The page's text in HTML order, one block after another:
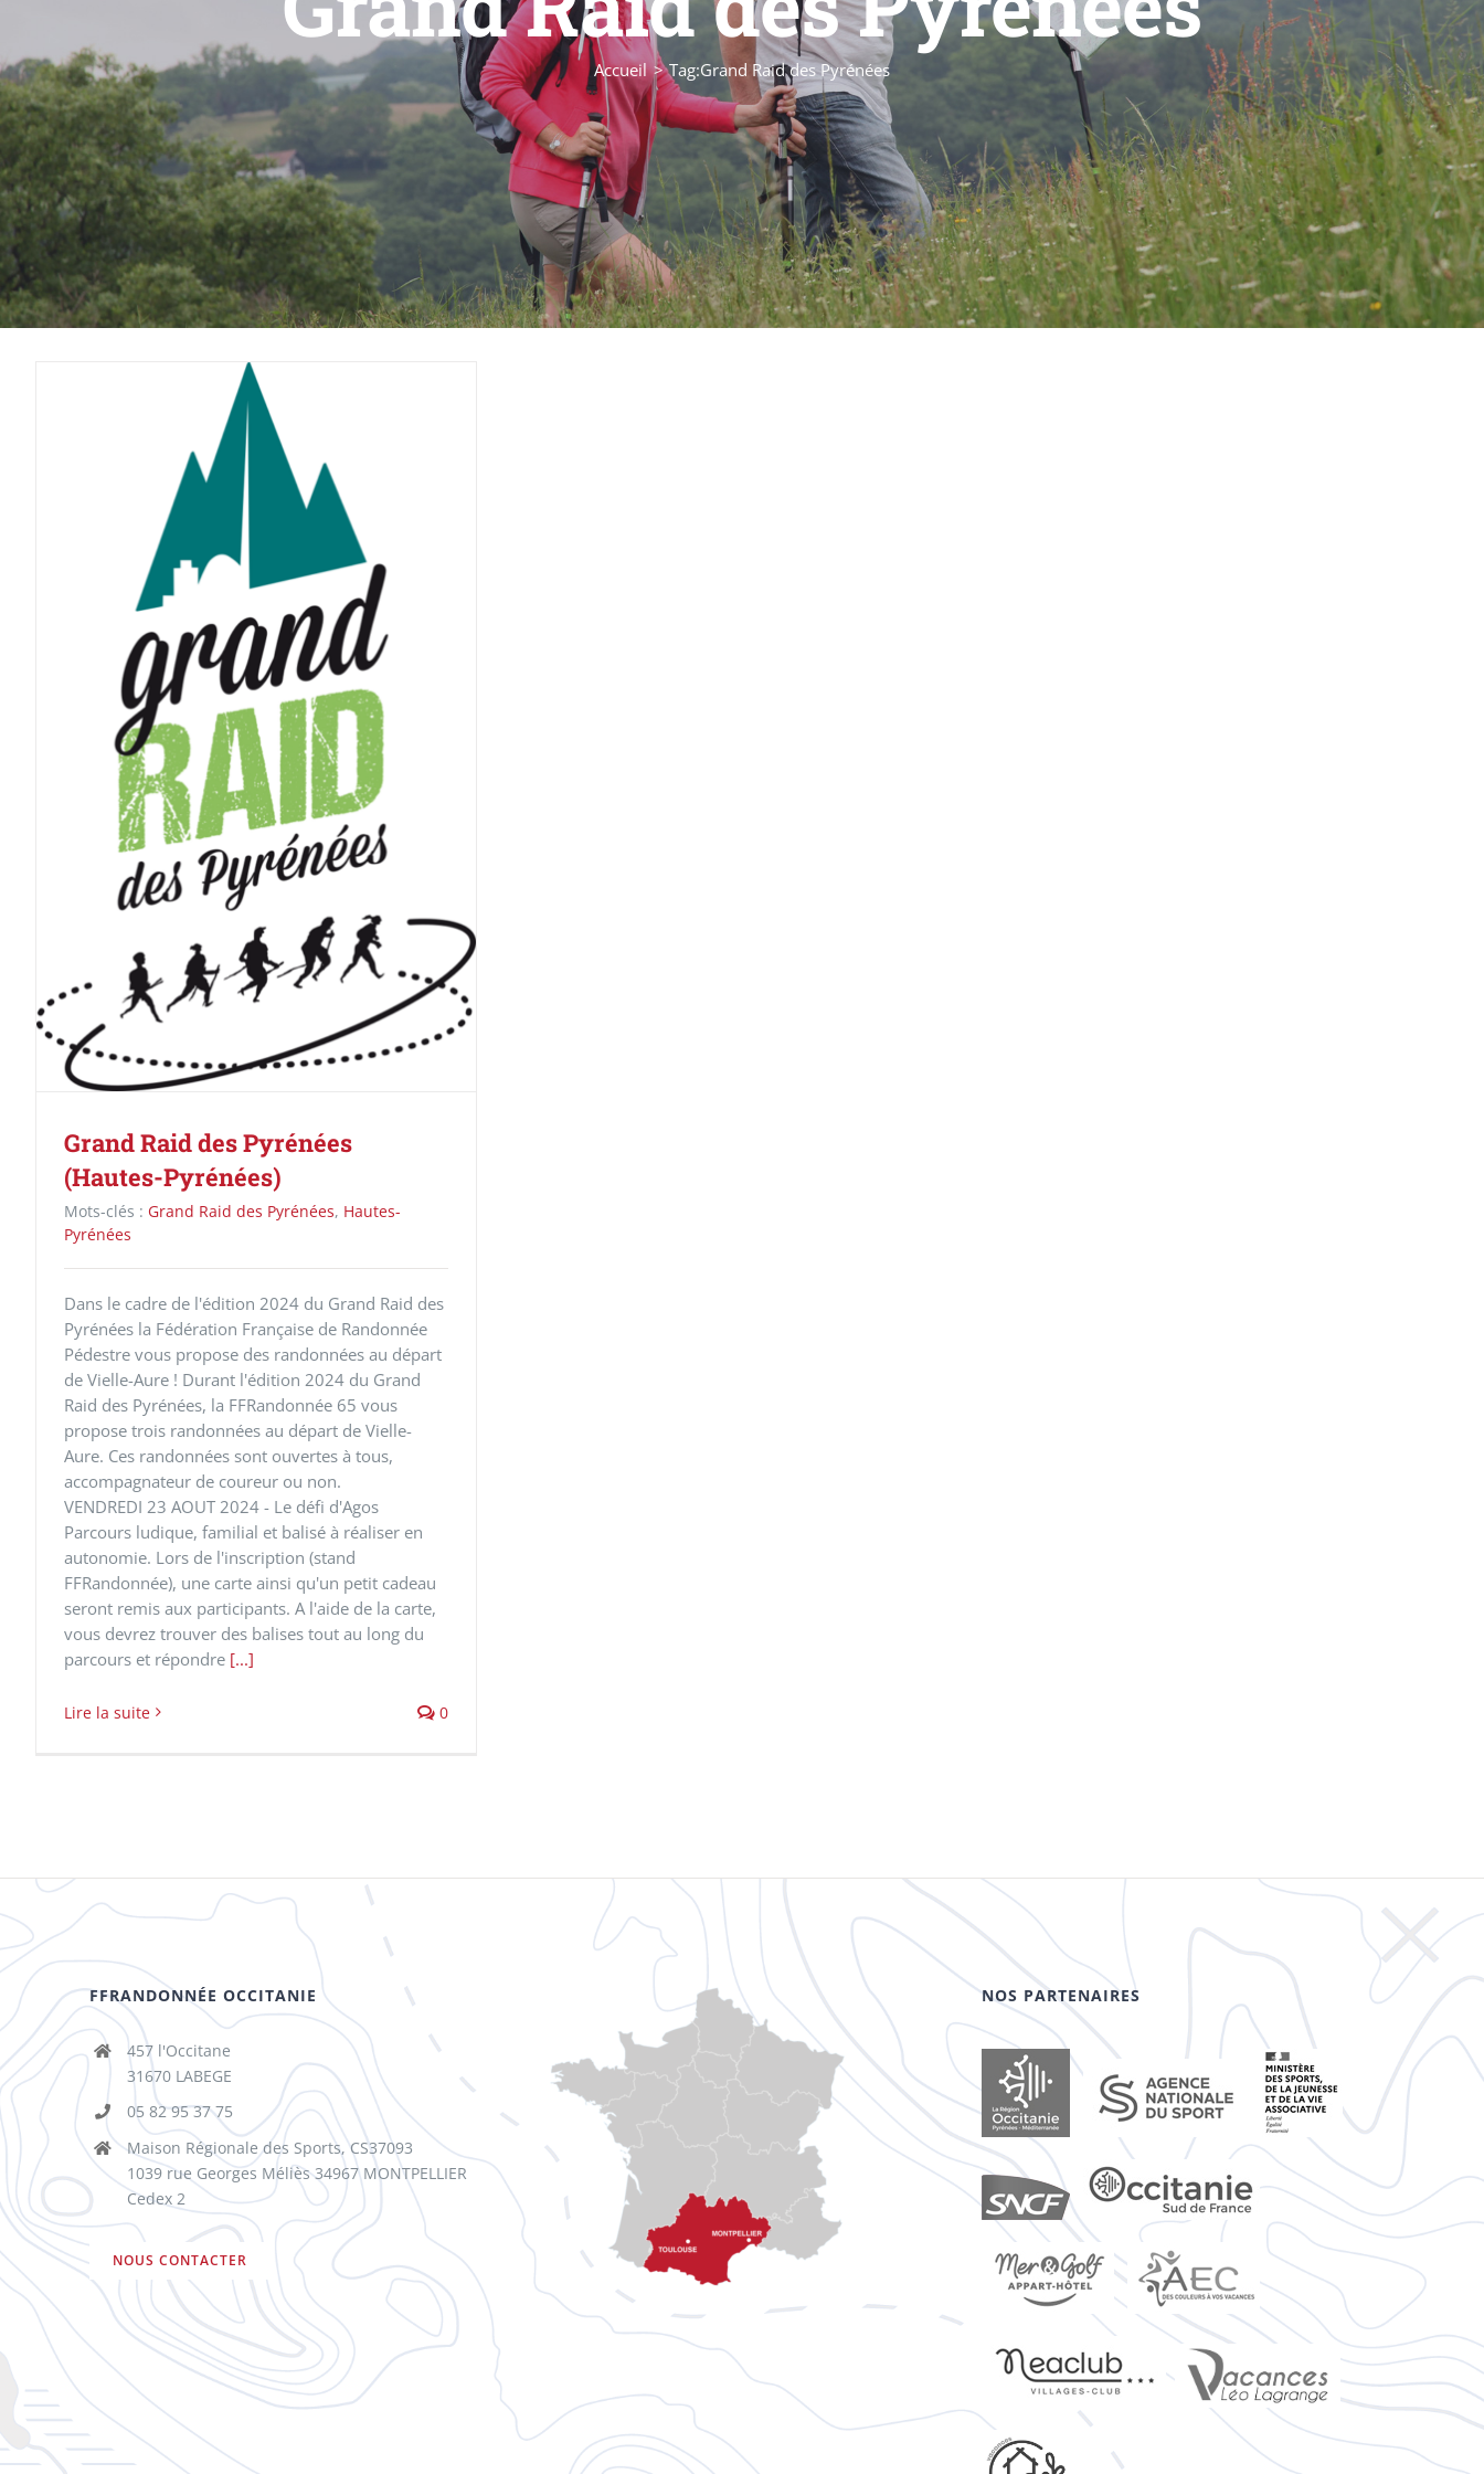
Accueil Tag:Grand Raid des Pyrénées
Grand Raid des Pyrénées
(Hautes-Pyrénées)
Mots-clés : Grand Raid des Pyrénées, Hautes-
Pyrénées
Dans le cadre de l'édition 2024 du Grand Raid des
Pyrénées la Fédération Française de Randonnée
Pédestre vous propose des randonnées au départ
de Vielle-Aure ! Durant l'édition 2024 du Grand
Raid des Pyrénées, la FFRandonnée 65 vous
propose trois randonnées au départ de Vielle-
Aure. Ces randonnées sont ouvertes à tous,
accompagnateur de coureur ou non.
VENDREDI 23 AOUT 2024 - Le défi d'Agos
Parcours ludique, familial et balisé à réaliser en
autonomie. Lors de l'inscription (stand
FFRandonnée), une carte ainsi qu'un petit cadeau
seront remis aux participants. A l'aide de la carte,
vous devrez trouver des balises tout au long du
parcours et répondre [...]
Lire la suite 0
FFRANDONNÉE OCCITANIE
457 l'Occitane
31670 LABEGE
05 82 95 37 75
Maison Régionale des Sports, CS37093
1039 rue Georges Méliès 34967 MONTPELLIER
Cedex 2
NOUS CONTACTER
NOS PARTENAIRES